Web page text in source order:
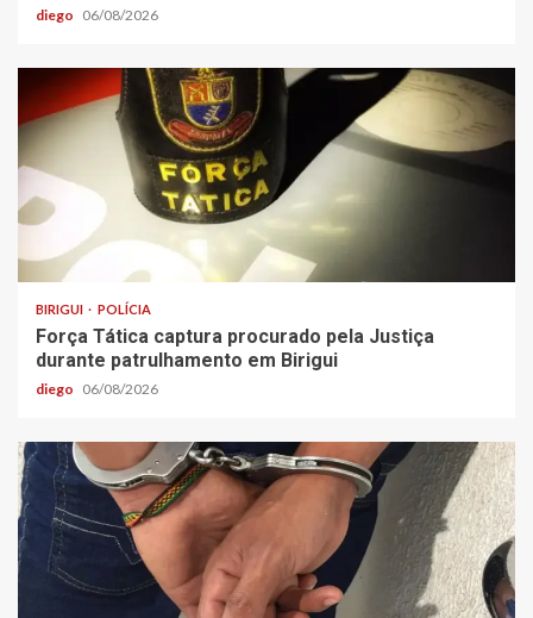
diego 06/08/2026
BIRIGUI POLÍCIA
Força Tática captura procurado pela Justiça
durante patrulhamento em Birigui
diego 06/08/2026